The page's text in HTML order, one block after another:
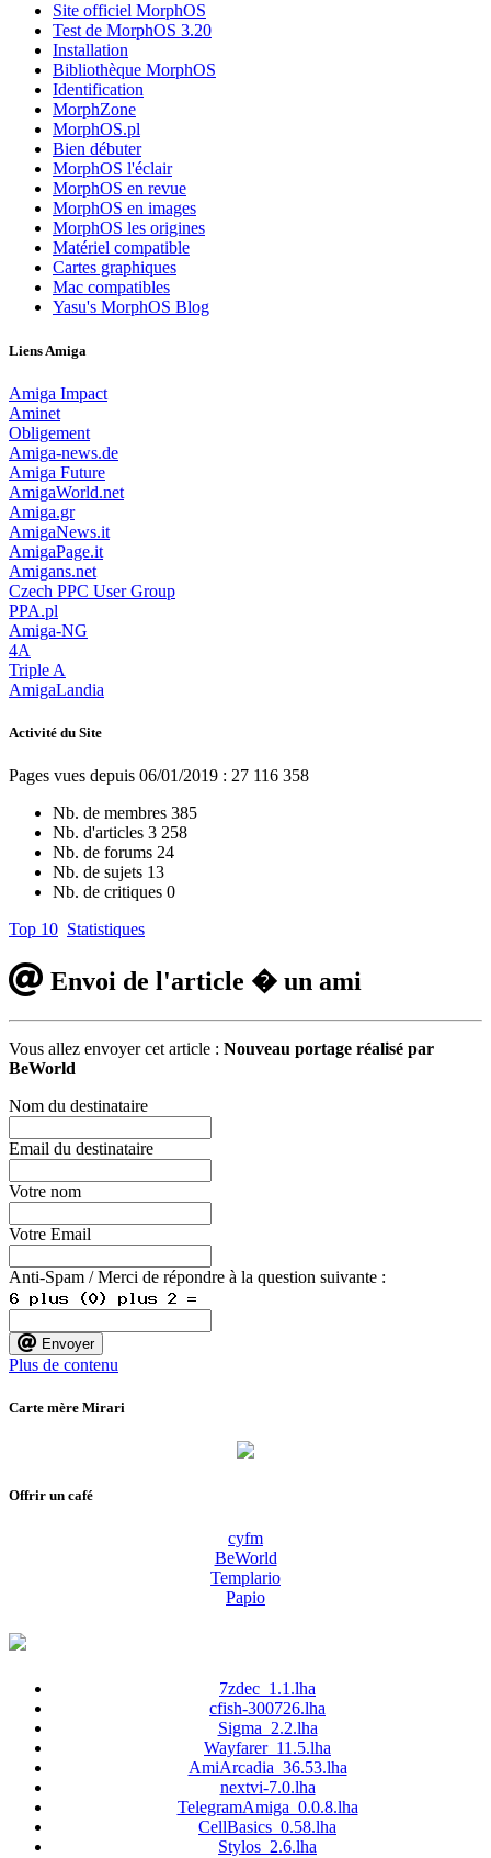
Site officiel MorphOS
Test de MorphOS 3.20
Installation
Bibliothèque MorphOS
Identification
MorphZone
MorphOS.pl
Bien débuter
MorphOS l'éclair
MorphOS en revue
MorphOS en images
MorphOS les origines
Matériel compatible
Cartes graphiques
Mac compatibles
Yasu's MorphOS Blog
Liens Amiga
Amiga Impact
Aminet
Obligement
Amiga-news.de
Amiga Future
AmigaWorld.net
Amiga.gr
AmigaNews.it
AmigaPage.it
Amigans.net
Czech PPC User Group
PPA.pl
Amiga-NG
4A
Triple A
AmigaLandia
Activité du Site
Pages vues depuis 06/01/2019 : 27 116 358
Nb. de membres 385
Nb. d'articles 3 258
Nb. de forums 24
Nb. de sujets 13
Nb. de critiques 0
Top 10 Statistiques
Envoi de l'article � un ami
Vous allez envoyer cet article : Nouveau portage réalisé par
BeWorld
Nom du destinataire
Email du destinataire
Votre nom
Votre Email
Anti-Spam / Merci de répondre à la question suivante :
Envoyer
Plus de contenu
Carte mère Mirari
Offrir un café
cyfm
BeWorld
Templario
Papio
7zdec_1.1.lha
cfish-300726.lha
Sigma_2.2.lha
Wayfarer_11.5.lha
AmiArcadia_36.53.lha
nextvi-7.0.lha
TelegramAmiga_0.0.8.lha
CellBasics_0.58.lha
Stylos_2.6.lha